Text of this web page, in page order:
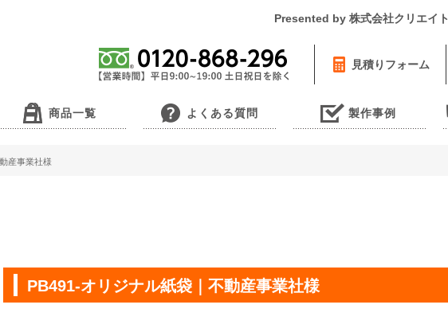
Presented by 株式会社クリエイト
見積りフォーム
商品一覧 よくある質問 製作事例
産事業社様
PB491-オリジナル紙袋｜不動産事業社様